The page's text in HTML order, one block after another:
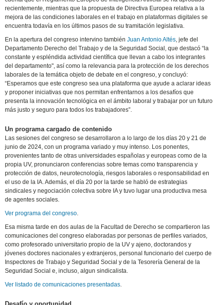
recientemente, mientras que la propuesta de Directiva Europea relativa a la
mejora de las condiciones laborales en el trabajo en plataformas digitales se
encuentra todavía en los últimos pasos de su tramitación legislativa.
En la apertura del congreso intervino tambiénJuan Antonio Altés, jefe del
Departamento Derecho del Trabajo y de la Seguridad Social, que destacó “la
constante y espléndida actividad científica que llevan a cabo los integrantes
del departamento", así como la relevancia para la protección de los derechos
laborales de la temática objeto de debate en el congreso, y concluyó:
“Esperamos que este congreso sea una plataforma que ayude a aclarar ideas
y proponer iniciativas que nos permitan enfrentarnos a los desafíos que
presenta la innovación tecnológica en el ámbito laboral y trabajar por un futuro
más justo y seguro para todos los trabajadores”.
Un programa cargado de contenido
Las sesiones del congreso se desarrollaron a lo largo de los días 20 y 21 de
junio de 2024, con un programa variado y muy intenso. Los ponentes,
provenientes tanto de otras universidades españolas y europeas como de la
propia UV, pronunciaron conferencias sobre temas como transparencia y
protección de datos, neurotecnología, riesgos laborales o responsabilidad en
el uso de la IA. Además, el día 20 por la tarde se habló de estrategias
sindicales y negociación colectiva sobre IA y tuvo lugar una productiva mesa
de agentes sociales.
Ver programa del congreso.
Esa misma tarde en dos aulas de la Facultad de Derecho se compartieron las
comunicaciones del congreso elaboradas por personas de perfiles variados,
como profesorado universitario propio de la UV y ajeno, doctorandos y
jóvenes doctores nacionales y extranjeros, personal funcionario del cuerpo de
Inspectores de Trabajo y Seguridad Social y de la Tesorería General de la
Seguridad Social e, incluso, algun sindicalista.
Ver listado de comunicaciones presentadas.